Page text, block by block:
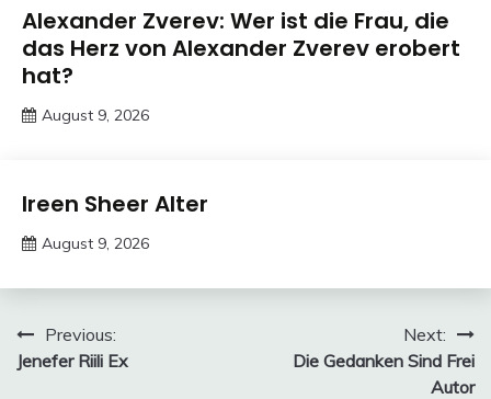
Trends
Alexander Zverev: Wer ist die Frau, die
das Herz von Alexander Zverev erobert
hat?
August 9, 2026
Trends
Ireen Sheer Alter
August 9, 2026
Meme
Post
navigation
Previous:
Jenefer Riili Ex
Next:
Die Gedanken Sind Frei
Autor